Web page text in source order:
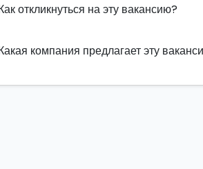
откликнуться на эту вакансию?
компания предлагает эту